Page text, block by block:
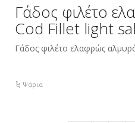
Γάδος φιλέτο
Cod Fillet light
Γάδος φιλέτο ελαφρώς
Ψάρια